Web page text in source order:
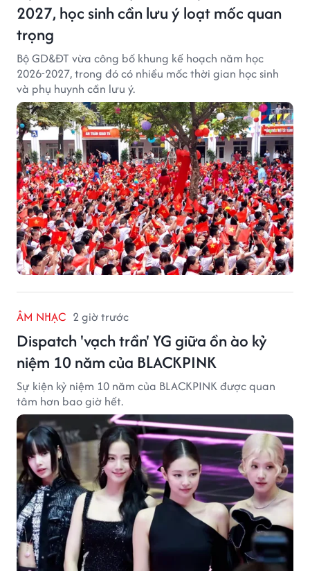
2027, học sinh cần lưu ý loạt mốc quan
trọng
Bộ GD&ĐT vừa công bố khung kế hoạch năm học
2026-2027, trong đó có nhiều mốc thời gian học sinh
và phụ huynh cần lưu ý.
ÂM NHẠC 2 giờ trước
Dispatch 'vạch trần' YG giữa ồn ào kỷ
niệm 10 năm của BLACKPINK
Sự kiện kỷ niệm 10 năm của BLACKPINK được quan
tâm hơn bao giờ hết.